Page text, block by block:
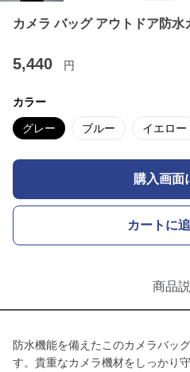
カメラ バッグ アウトドア防水
5,440 円
カラー
グレー ブルー イエロー
購入画面
カートに
商品
防水機能を備えたこのカメラバッ
す。貴重なカメラ機材をしっかり